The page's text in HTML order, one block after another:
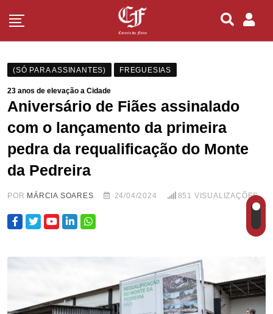
(SÓ PARA ASSINANTES) FREGUESIAS
23 anos de elevação a Cidade
Aniversário de Fiães assinalado
com o lançamento da primeira
pedra da requalificação do Monte
da Pedreira
POR MÁRCIA SOARES 24/04/2024 851 VISUALIZAÇÕES